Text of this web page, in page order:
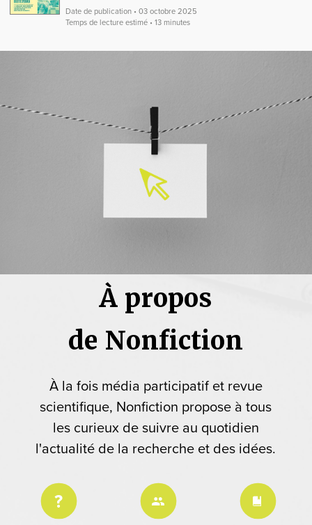
Date de publication • 03 octobre 2025
Temps de lecture estimé • 13 minutes
À propos
de Nonfiction
À la fois média participatif et revue
scientifique, Nonfiction propose à tous
les curieux de suivre au quotidien
l'actualité de la recherche et des idées.